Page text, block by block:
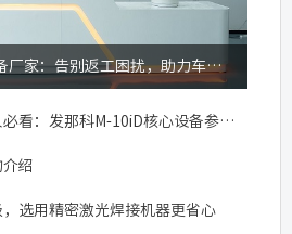
不锈钢激光焊接设备厂家：告别返工困扰，助力车间产能跃升
那科M-10iD核心设备参数与产线适配指南
绍
选用精密激光焊接机器更省心